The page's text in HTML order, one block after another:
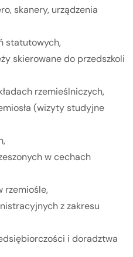
skanery, urządzenia
statutowych,
skierowane do przedszkoli
rzemieślniczych,
(wizyty studyjne
w cechach
rzemiośle,
z zakresu
i doradztwa